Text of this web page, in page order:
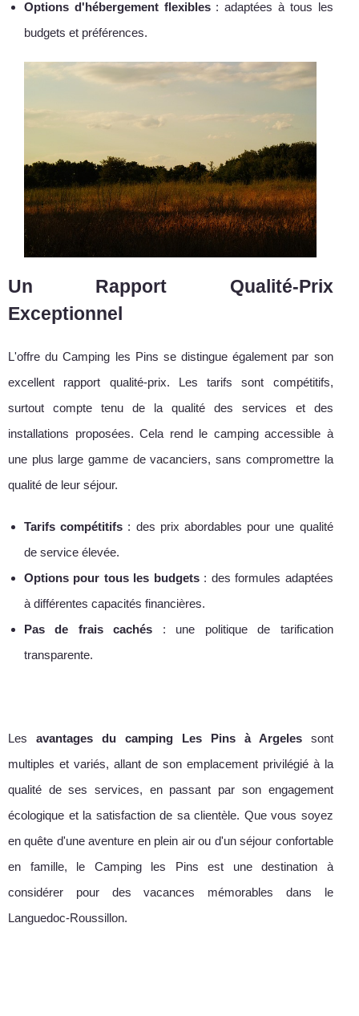
Options d'hébergement flexibles: adaptées à tous les
budgets et préférences.
Un Rapport Qualité-Prix
Exceptionnel
L'offre du Camping les Pins se distingue également par son
excellent rapport qualité-prix. Les tarifs sont compétitifs,
surtout compte tenu de la qualité des services et des
installations proposées. Cela rend le camping accessible à
une plus large gamme de vacanciers, sans compromettre la
qualité de leur séjour.
Tarifs compétitifs : des prix abordables pour une qualité
de service élevée.
Options pour tous les budgets: des formules adaptées
à différentes capacités financières.
Pas de frais cachés : une politique de tarification
transparente.
Les avantages du camping Les Pins à Argelessont
multiples et variés, allant de son emplacement privilégié à la
qualité de ses services, en passant par son engagement
écologique et la satisfaction de sa clientèle. Que vous soyez
en quête d'une aventure en plein air ou d'un séjour confortable
en famille, le Camping les Pins est une destination à
considérer pour des vacances mémorables dans le
Languedoc-Roussillon.